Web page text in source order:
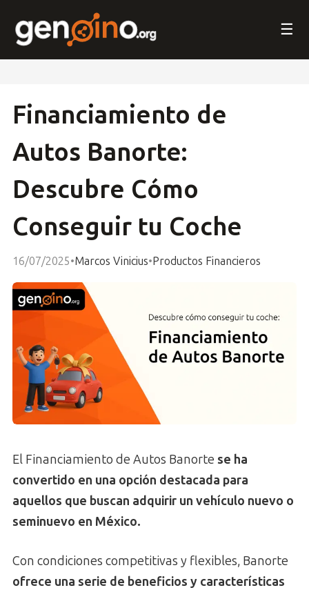
☰
Financiamiento de
Autos Banorte:
Descubre Cómo
Conseguir tu Coche
16/07/2025•Marcos Vinicius•Productos Financieros
El Financiamiento de Autos Banorte se ha
convertido en una opción destacada para
aquellos que buscan adquirir un vehículo nuevo o
seminuevo en México.
Con condiciones competitivas y flexibles, Banorte
ofrece una serie de beneficios y características